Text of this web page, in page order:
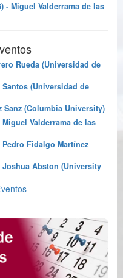
- Miguel Valderrama de las
Rueda (Universidad de
(Universidad de
Sanz (Columbia University)
Valderrama de las
Fidalgo Martínez
Joshua Abston (University